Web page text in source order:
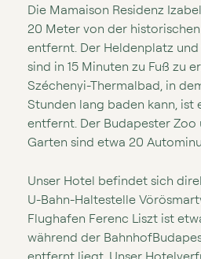
Die Mamaison Residenz
20 Meter von der
entfernt. Der Heldenplatz und
sind in 15 Minuten zu Fuß zu
Széchenyi⁠⁠⁠-⁠⁠⁠Thermalbad, in
Stunden lang baden kann, ist
entfernt. Der Budapester Zoo
Garten sind etwa 20
Unser Hotel befindet sich
U⁠⁠⁠-⁠⁠⁠Bahn⁠⁠⁠-⁠⁠⁠Haltestelle
Flughafen Ferenc Liszt ist
während der